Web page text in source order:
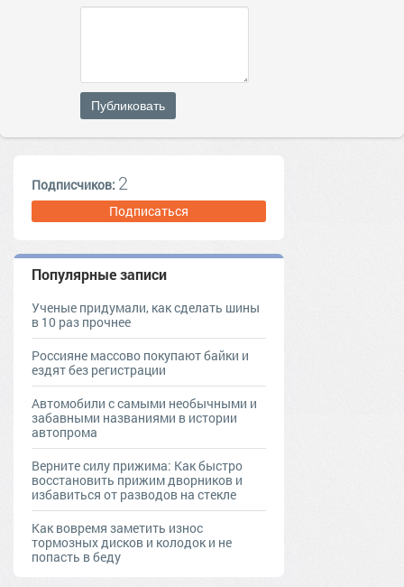
Публиковать
Подписчиков: 2
Подписаться
Популярные записи
Ученые придумали, как сделать шины
в 10 раз прочнее
Россияне массово покупают байки и
ездят без регистрации
Автомобили с самыми необычными и
забавными названиями в истории
автопрома
Верните силу прижима: Как быстро
восстановить прижим дворников и
избавиться от разводов на стекле
Как вовремя заметить износ
тормозных дисков и колодок и не
попасть в беду